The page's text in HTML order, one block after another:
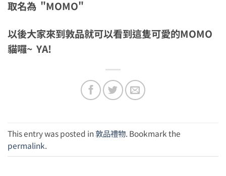
取名為 "MOMO"
以後大家來到敦品就可以看到這隻可愛的MOMO
貓囉~ YA!
This entry was posted in敦品禮物. Bookmark the
permalink.